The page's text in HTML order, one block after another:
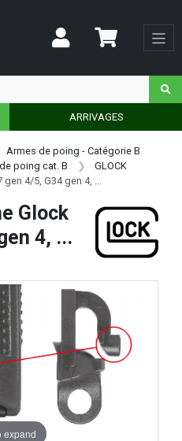
ARRIVAGES
Armes de poing - Catégorie B
poing cat. B
GLOCK
4/5, G34 gen 4, ...
Glock
4, ...
expand